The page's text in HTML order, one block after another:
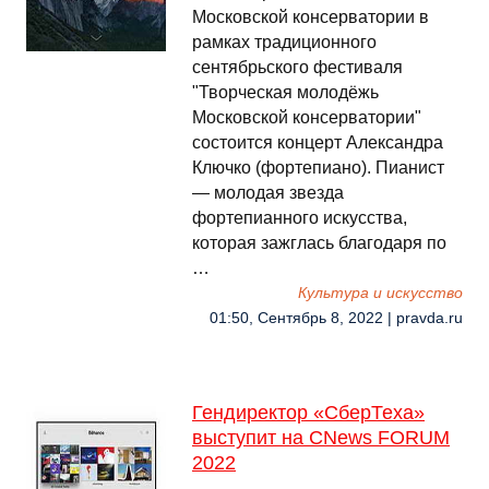
Московской консерватории в
рамках традиционного
сентябрьского фестиваля
"Творческая молодёжь
Московской консерватории"
состоится концерт Александра
Ключко (фортепиано). Пианист
— молодая звезда
фортепианного искусства,
которая зажглась благодаря по
…
Культура и искусство
01:50, Сентябрь 8, 2022 | pravda.ru
Гендиректор «СберТеха»
выступит на CNews FORUM
2022